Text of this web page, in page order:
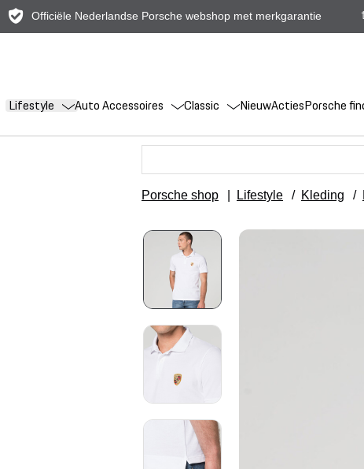
Officiële Nederlandse Porsche webshop met merkgarantie
Lifestyle Auto Accessoires Classic NieuwActiesPorsche
Porsche shop Lifestyle / Kleding /